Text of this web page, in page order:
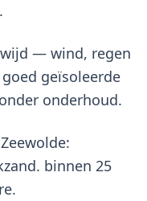
— wind, regen
geïsoleerde
onderhoud.
binnen 25